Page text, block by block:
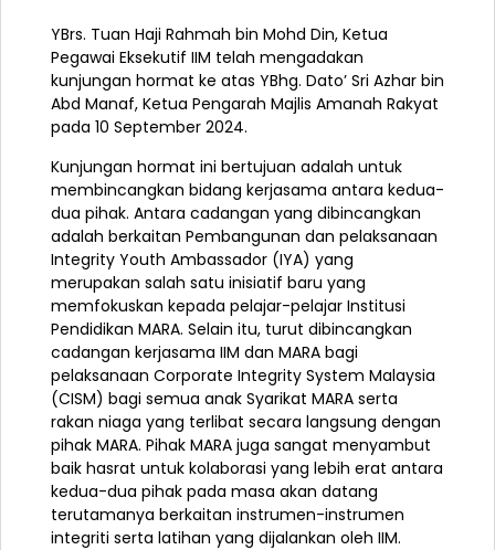
YBrs. Tuan Haji Rahmah bin Mohd Din, Ketua
Pegawai Eksekutif IIM telah mengadakan
kunjungan hormat ke atas YBhg. Dato’ Sri Azhar bin
Abd Manaf, Ketua Pengarah Majlis Amanah Rakyat
pada 10 September 2024.
Kunjungan hormat ini bertujuan adalah untuk
membincangkan bidang kerjasama antara kedua-
dua pihak. Antara cadangan yang dibincangkan
adalah berkaitan Pembangunan dan pelaksanaan
Integrity Youth Ambassador (IYA) yang
merupakan salah satu inisiatif baru yang
memfokuskan kepada pelajar-pelajar Institusi
Pendidikan MARA. Selain itu, turut dibincangkan
cadangan kerjasama IIM dan MARA bagi
pelaksanaan Corporate Integrity System Malaysia
(CISM) bagi semua anak Syarikat MARA serta
rakan niaga yang terlibat secara langsung dengan
pihak MARA. Pihak MARA juga sangat menyambut
baik hasrat untuk kolaborasi yang lebih erat antara
kedua-dua pihak pada masa akan datang
terutamanya berkaitan instrumen-instrumen
integriti serta latihan yang dijalankan oleh IIM.